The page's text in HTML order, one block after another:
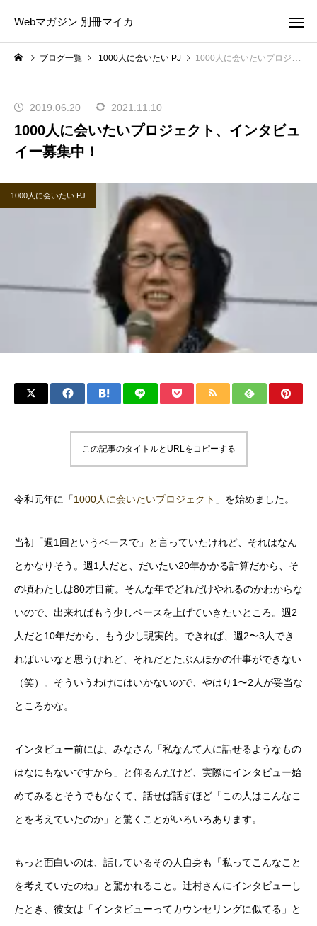
Webマガジン 別冊マイカ
ブログ一覧 1000人に会いたい PJ 1000人に会いたいプロジェクト、インタビュイー募集中！
2019.06.20 2021.11.10
1000人に会いたいプロジェクト、インタビュ
イー募集中！
1000人に会いたい PJ
この記事のタイトルとURLをコピーする
令和元年に「1000人に会いたいプロジェクト 」を始めました。
当初「週1回というペースで」と言っていたけれど、それはなん
とかなりそう。週1人だと、だいたい20年かかる計算だから、そ
の頃わたしは80才目前。そんな年でどれだけやれるのかわからな
いので、出来ればもう少しペースを上げていきたいところ。週2
人だと10年だから、もう少し現実的。できれば、週2〜3人でき
ればいいなと思うけれど、それだとたぶんほかの仕事ができない
（笑）。そういうわけにはいかないので、やはり1〜2人が妥当な
ところかな。
インタビュー前には、みなさん「私なんて人に話せるようなもの
はなにもないですから」と仰るんだけど、実際にインタビュー始
めてみるとそうでもなくて、話せば話すほど「この人はこんなこ
とを考えていたのか」と驚くことがいろいろあります。
もっと面白いのは、話しているその人自身も「私ってこんなこと
を考えていたのね」と驚かれること。辻村さんにインタビューし
たとき、彼女は「インタビューってカウンセリングに似てる」と